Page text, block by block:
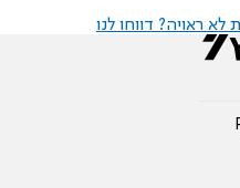
ראויה? דווחו לנו